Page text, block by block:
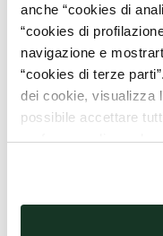
anche “cookies di
“cookies di
navigazione e
“cookies di terze
dei cookie, visualizza
possibile accettare
preferenze cliccando
impostazioni
cookie o altri